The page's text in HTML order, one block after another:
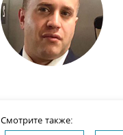
Смотрите также: